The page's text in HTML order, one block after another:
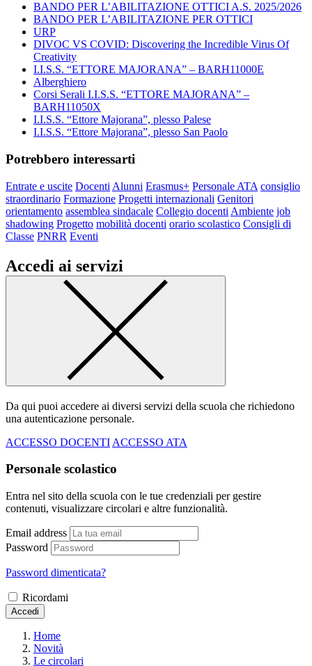
BANDO PER L’ABILITAZIONE OTTICI A.S. 2025/2026
BANDO PER L’ABILITAZIONE PER OTTICI
URP
DIVOC VS COVID: Discovering the Incredible Virus Of
Creativity
I.I.S.S. “ETTORE MAJORANA” – BARH11000E
Alberghiero
Corsi Serali I.I.S.S. “ETTORE MAJORANA” –
BARH11050X
I.I.S.S. “Ettore Majorana”, plesso Palese
I.I.S.S. “Ettore Majorana”, plesso San Paolo
Potrebbero interessarti
Entrate e uscite Docenti Alunni Erasmus+ Personale ATA consiglio
straordinario Formazione Progetti internazionali Genitori
orientamento assemblea sindacale Collegio docenti Ambiente job
shadowing Progetto mobilità docenti orario scolastico Consigli di
Classe PNRR Eventi
Accedi ai servizi
Da qui puoi accedere ai diversi servizi della scuola che richiedono
una autenticazione personale.
ACCESSO DOCENTI ACCESSO ATA
Personale scolastico
Entra nel sito della scuola con le tue credenziali per gestire
contenuti, visualizzare circolari e altre funzionalità.
Email address
Password
Password dimenticata?
Ricordami
Accedi
Home
Novità
Le circolari